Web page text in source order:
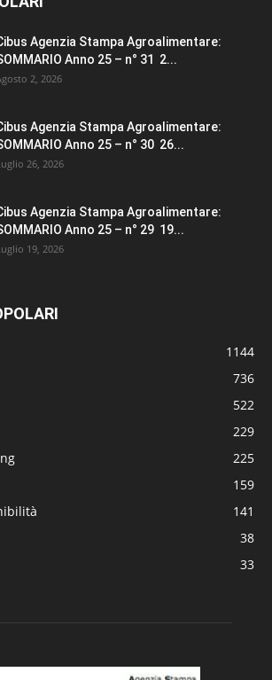
Agenzia Stampa Agroalimentare:
Anno 25 – n° 31 2...
2, 2026
Agenzia Stampa Agroalimentare:
Anno 25 – n° 30 26...
26, 2026
Agenzia Stampa Agroalimentare:
Anno 25 – n° 29 19...
19, 2026
1144
736
522
229
225
159
141
38
33